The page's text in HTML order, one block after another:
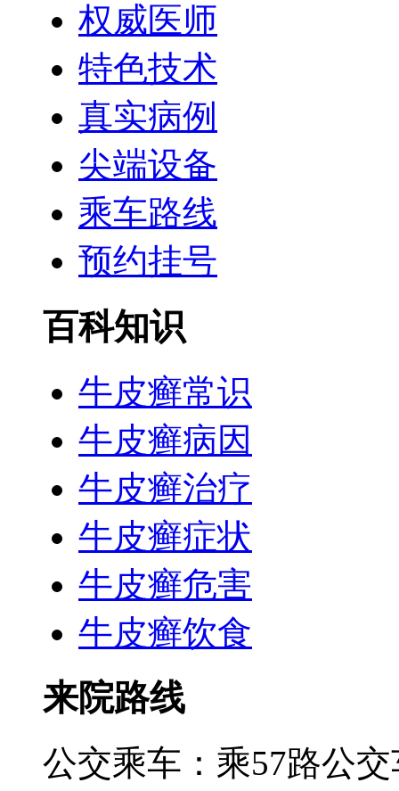
权威医师
特色技术
真实病例
尖端设备
乘车路线
预约挂号
百科知识
牛皮癣常识
牛皮癣病因
牛皮癣治疗
牛皮癣症状
牛皮癣危害
牛皮癣饮食
来院路线
公交乘车：乘57路公